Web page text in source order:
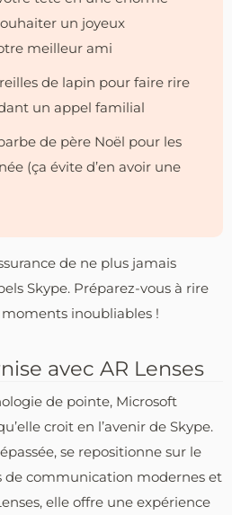
un joyeux
meilleur ami
de lapin pour faire rire
un appel familial
de père Noël pour les
(ça évite d’en avoir une
de ne plus jamais
Skype. Préparez-vous à rire
inoubliables !
avec AR Lenses
de pointe, Microsoft
croit en l’avenir de Skype.
se repositionne sur le
de communication modernes et
elle offre une expérience